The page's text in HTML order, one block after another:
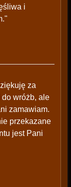
i
za
wróżb, ale
zamawiam.
przekazane
jest Pani